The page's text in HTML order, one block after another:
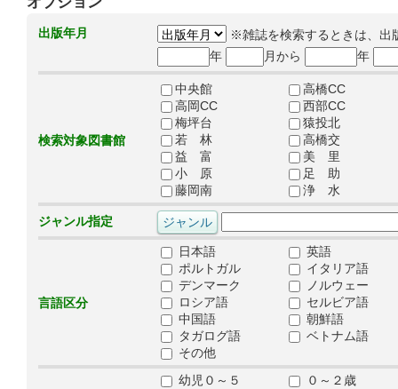
出版年月
※雑誌を検索するときは、出
年
月から 年
検索対象図書館
中央館
高橋CC
高岡CC
西部CC
梅坪台
猿投北
若 林
高橋交
益 富
美 里
小 原
足 助
藤岡南
浄 水
ジャンル指定
言語区分
日本語
英語
ポルトガル
イタリア語
デンマーク
ノルウェー
ロシア語
セルビア語
中国語
朝鮮語
タガログ語
ベトナム語
その他
幼児０～５
０～２歳